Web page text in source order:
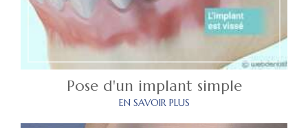
Pose d'un implant simple
EN SAVOIR PLUS